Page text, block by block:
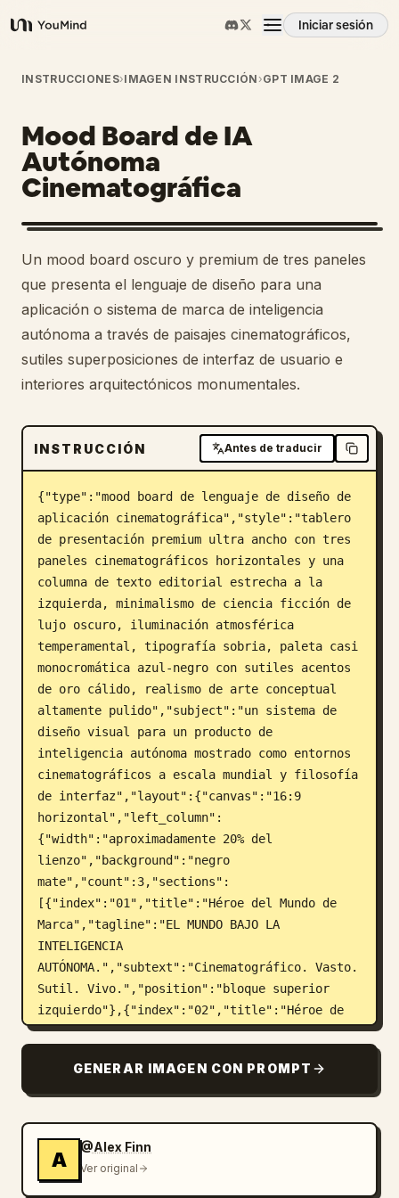
YouMind
Iniciar sesión
Resumen
Casos de uso
Habilidades
Prompts
Precios
Descargar
Blog
INSTRUCCIONES›IMAGEN INSTRUCCIÓN ›GPT IMAGE 2
Mood Board de IA
Autónoma
Cinematográfica
Un mood board oscuro y premium de tres paneles
que presenta el lenguaje de diseño para una
aplicación o sistema de marca de inteligencia
autónoma a través de paisajes cinematográficos,
sutiles superposiciones de interfaz de usuario e
interiores arquitectónicos monumentales.
INSTRUCCIÓN Antes de traducir
{"type":"mood board de lenguaje de diseño de
aplicación cinematográfica","style":"tablero
de presentación premium ultra ancho con tres
paneles cinematográficos horizontales y una
columna de texto editorial estrecha a la
izquierda, minimalismo de ciencia ficción de
lujo oscuro, iluminación atmosférica
temperamental, tipografía sobria, paleta casi
monocromática azul-negro con sutiles acentos
de oro cálido, realismo de arte conceptual
altamente pulido","subject":"un sistema de
diseño visual para un producto de
inteligencia autónoma mostrado como entornos
cinematográficos a escala mundial y filosofía
de interfaz","layout":{"canvas":"16:9
horizontal","left_column":
{"width":"aproximadamente 20% del
lienzo","background":"negro
mate","count":3,"sections":
[{"index":"01","title":"Héroe del Mundo de
Marca","tagline":"EL MUNDO BAJO LA
INTELIGENCIA
AUTÓNOMA.","subtext":"Cinematográfico. Vasto.
Sutil. Vivo.","position":"bloque superior
izquierdo"},{"index":"02","title":"Héroe de
Producto y Mundo","tagline":"LA INTERFAZ ES
humana. Escala de sistema. Una sola
vista.","position":"bloque central
Núcleo Autónomo Interior","tagline":"EL
NÚCLEO OPERA. SILENCIOSAMENTE.
CONTINUAMENTE.","subtext":"Táctil.
GENERAR IMAGEN CON PROMPT
A
@Alex Finn
Ver original